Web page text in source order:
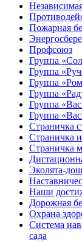
Пожарная
Профсоюз
Группа
Группа
Группа
Группа
Группа
Группа
Страничка
Страничка
Страничка
Эколята-
Наши
Дорожная
Охрана
Система
сада